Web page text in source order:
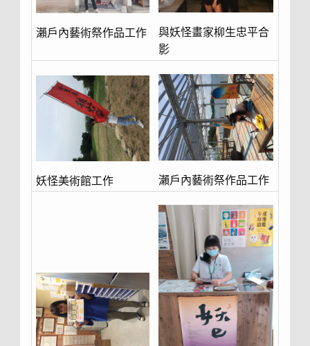
瀨戶內藝術祭作品工作
與妖怪畫家柳生忠平合
影
妖怪美術館工作 瀨戶內藝術祭作品工作